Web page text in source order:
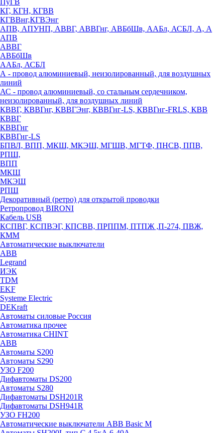
ПуГВ
КГ, КГН, КГВВ
КГВВнг,КГВЭнг
АПВ, АПУНП, АВВГ, АВВГнг, АВБбШв, ААБл, АСБЛ, А, А
АПВ
АВВГ
АВБбШв
ААБл, АСБЛ
А - провод алюминиевый, неизолированный, для воздушных
линий
АС - провод алюминиевый, со стальным сердечником,
неизолированный, для воздушных линий
КВВГ, КВВГнг, КВВГЭнг, КВВГнг-LS, КВВГнг-FRLS, КВВ
КВВГ
КВВГнг
КВВГнг-LS
БПВЛ, ВПП, МКШ, МКЭШ, МГШВ, МГТФ, ПНСВ, ППВ,
РПШ,
ВПП
МКШ
МКЭШ
РПШ
Декоративный (ретро) для открытой проводки
Ретропровод BIRONI
Кабель USB
КСПВГ, КСПВЭГ, КПСВВ, ПРППМ, ПТПЖ ,П-274, ПВЖ,
КММ
Автоматические выключатели
ABB
Legrand
ИЭК
TDM
EKF
Systeme Electric
DEKraft
Автоматы силовые Россия
Автоматика прочее
Автоматика CHINT
ABB
Автоматы S200
Автоматы S290
УЗО F200
Дифавтоматы DS200
Автоматы S280
Дифавтоматы DSH201R
Дифавтоматы DSH941R
УЗО FH200
Автоматические выключатели ABB Basic M